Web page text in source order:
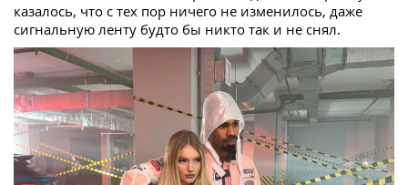
казалось, что с тех пор ничего не изменилось, даже
сигнальную ленту будто бы никто так и не снял.